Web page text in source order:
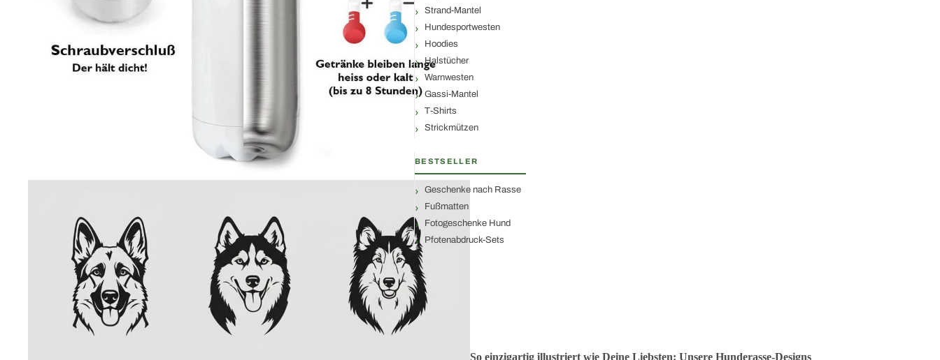
Strand-Mantel
Hundesportwesten
Hoodies
Halstücher
Warnwesten
Gassi-Mantel
T-Shirts
Strickmützen
BESTSELLER
Geschenke nach Rasse
Fußmatten
Fotogeschenke Hund
Pfotenabdruck-Sets
So einzigartig illustriert wie Deine Liebsten: Unsere Hunderasse-Designs